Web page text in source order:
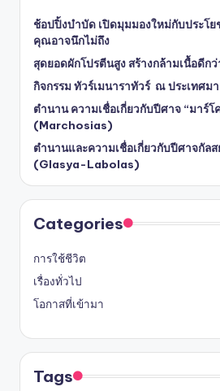
ช้อปปิ้งบำบัด เปิดมุมมองใหม่กับประโ
คุณอาจนึกไม่ถึง
สุดยอดผักโปรตีนสูง สร้างกล้ามเนื้อดีก
กิจกรรม ทัวร์เมนาราทัวร์ ณ ประเทศมา
ตำนาน ความเชื่อเกี่ยวกับปีศาจ “มาร์โ
(Marchosias)
ตำนานและความเชื่อเกี่ยวกับปีศาจกัล
(Glasya-Labolas)
Categories
การใช้ชีวิต
เรื่องทั่วไป
โอกาสที่เข้ามา
Tags